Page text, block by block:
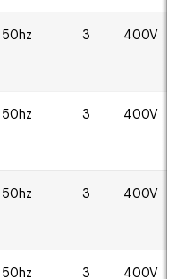
50hz 3 400V
50hz 3 400V
50hz 3 400V
50hz 3 400V